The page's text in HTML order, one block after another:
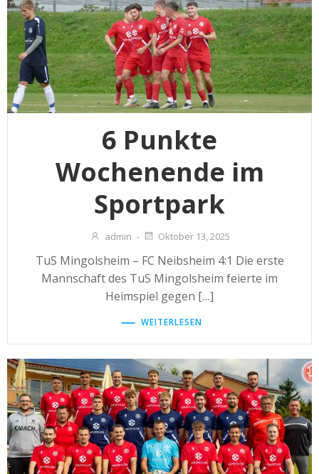
6 Punkte
Wochenende im
Sportpark
admin - Oktober 13, 2025
TuS Mingolsheim – FC Neibsheim 4:1 Die erste
Mannschaft des TuS Mingolsheim feierte im
Heimspiel gegen […]
WEITERLESEN